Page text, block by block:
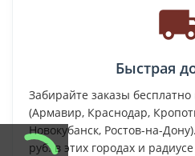
Быстрая
Забирайте заказы
(Армавир, Краснодар,
Новокубанск, Ростов-на-
руб. в этих городах и